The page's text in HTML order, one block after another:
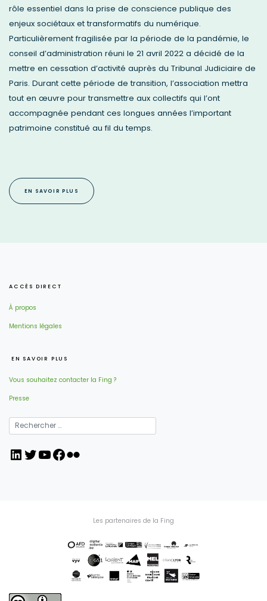
rôle essentiel dans la prise de conscience publique des
enjeux sociétaux et transformatifs du numérique.
Particulièrement fragilisée par la période de la pandémie, le
conseil d’administration réuni le 21 avril 2022 a décidé de la
mettre en cessation d’activité auprès du Tribunal Judiciaire de
Paris. Durant cette période de transition, l’association mettra
tout en œuvre pour transmettre aux collectifs qui l’ont
accompagnée pendant ces longues années l’important
patrimoine constitué au fil du temps.
EN SAVOIR PLUS
ACCÈS DIRECT
À propos
Mentions légales
EN SAVOIR PLUS
Vous souhaitez contacter la Fing ?
Presse
LinkedIn
Twitter
YouTube
Facebook
Flickr
Les partenaires de la Fing